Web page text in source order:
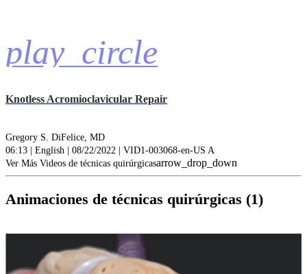
play_circle
Knotless Acromioclavicular Repair
Gregory S. DiFelice, MD
06:13 | English | 08/22/2022 | VID1-003068-en-US A
Ver Más Videos de técnicas quirúrgicasarrow_drop_down
Animaciones de técnicas quirúrgicas (1)